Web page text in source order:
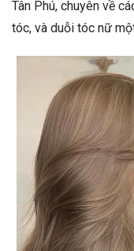
Tân Phú, chuyên về
tóc, và duỗi tóc nữ